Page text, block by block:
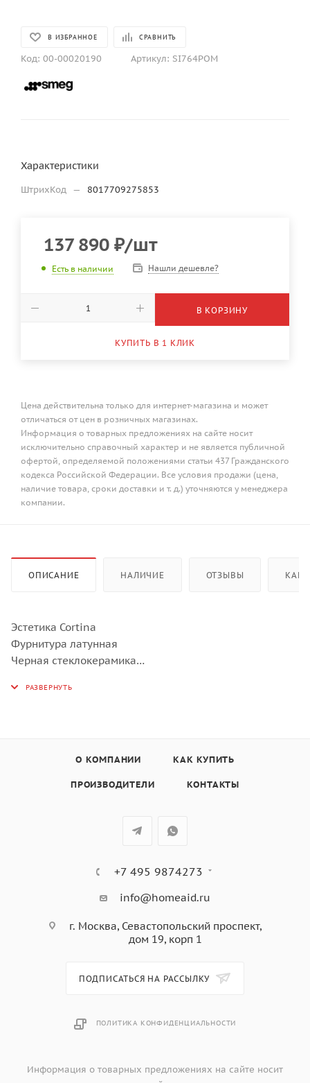
В ИЗБРАННОЕ СРАВНИТЬ
Код: 00-00020190 Артикул: SI764POM
Характеристики
ШтрихКод — 8017709275853
137 890 ₽/шт
Есть в наличии Нашли дешевле?
В КОРЗИНУ
КУПИТЬ В 1 КЛИК
Цена действительна только для интернет-магазина и может
отличаться от цен в розничных магазинах.
Информация о товарных предложениях на сайте носит
исключительно справочный характер и не является публичной
офертой, определяемой положениями статьи 437 Гражданского
кодекса Российской Федерации. Все условия продажи (цена,
наличие товара, сроки доставки и т. д.) уточняются у менеджера
компании.
ОПИСАНИЕ НАЛИЧИЕ ОТЗЫВЫ КАК
Эстетика Cortina
Фурнитура латунная
Черная стеклокерамика
комплекте)
Задняя правая: 2,3 кВт (Booster – 3,0 кВт), ø 230 мм
9 регулируемых уровней мощности
Индикация уровня мощности
Автоматическое выключение
Защита от перегрева
Номинальная мощность: 7,4 кВт
О КОМПАНИИ КАК КУПИТЬ
ПРОИЗВОДИТЕЛИ КОНТАКТЫ
+7 495 9874273
info@homeaid.ru
г. Москва, Севастопольский проспект,
дом 19, корп 1
ПОДПИСАТЬСЯ НА РАССЫЛКУ
ПОЛИТИКА КОНФИДЕНЦИАЛЬНОСТИ
Информация о товарных предложениях на сайте носит